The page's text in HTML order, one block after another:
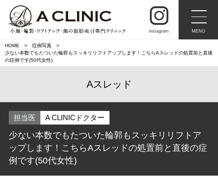
instagram MENU
HOME
症例写真
少ない本数でもたついた輪郭もスッキリリフトアップします！こちらAスレッドの処置前と直後
の症例です(50代女性)
Aスレッド
担当医 A CLINICドクター
少ない本数でもたついた輪郭もスッキリリフトア
ップします！こちらAスレッドの処置前と直後の症
例です(50代女性)